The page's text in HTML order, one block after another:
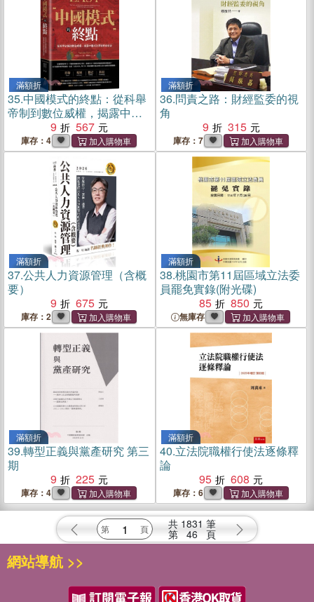
滿額折
35.中國模式的終點：從科舉
帝制到數位威權，揭露中國
式治理制度的宿命
9 567
庫存：4
滿額折
36.問責之路：財經監委的視
角
9
315
庫存：7
滿額折
37.公共人力資源管理（含概
要）
9
675
庫存：2
滿額折
38.桃園市第11屆區域立法委
員罷免實錄(附光碟)
85
850
無庫存
滿額折
39.轉型正義與黨產研究 第三
期
9
225
庫存：4
滿額折
40.立法院職權行使法逐條釋
論
95
608
庫存：6
共 1831 筆
第 46 頁
網站導航 >>